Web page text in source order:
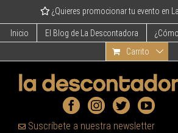
content
¿Quieres promocionar tu evento en
Inicio El Blog de La Descontadora
Carrito
Suscríbete a nuestra newsletter